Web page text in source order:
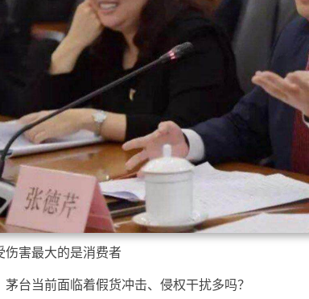
伤害最大的是消费者
茅台当前面临着假货冲击、侵权干扰多吗？